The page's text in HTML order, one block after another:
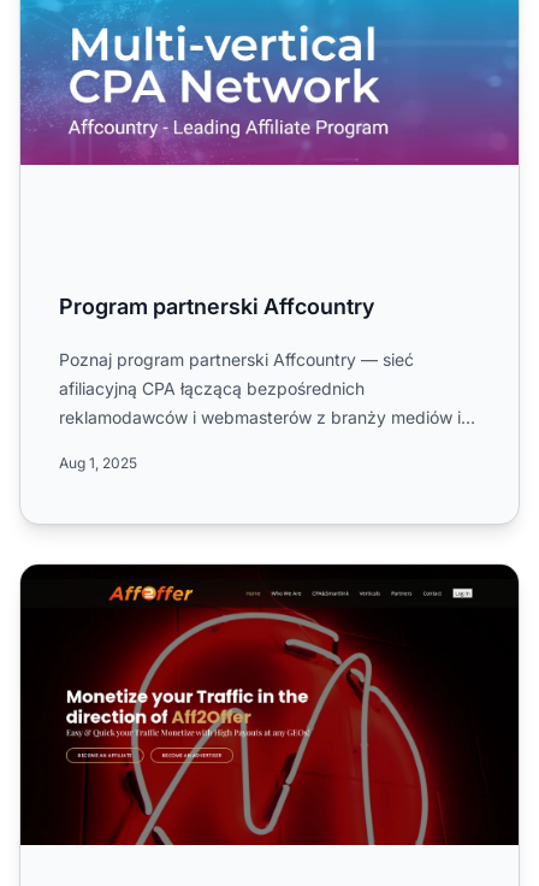
Program partnerski Affcountry
Poznaj program partnerski Affcountry — sieć
afiliacyjną CPA łączącą bezpośrednich
reklamodawców i webmasterów z branży mediów i
Aug 1, 2025
Program partnerski Aff2Offer